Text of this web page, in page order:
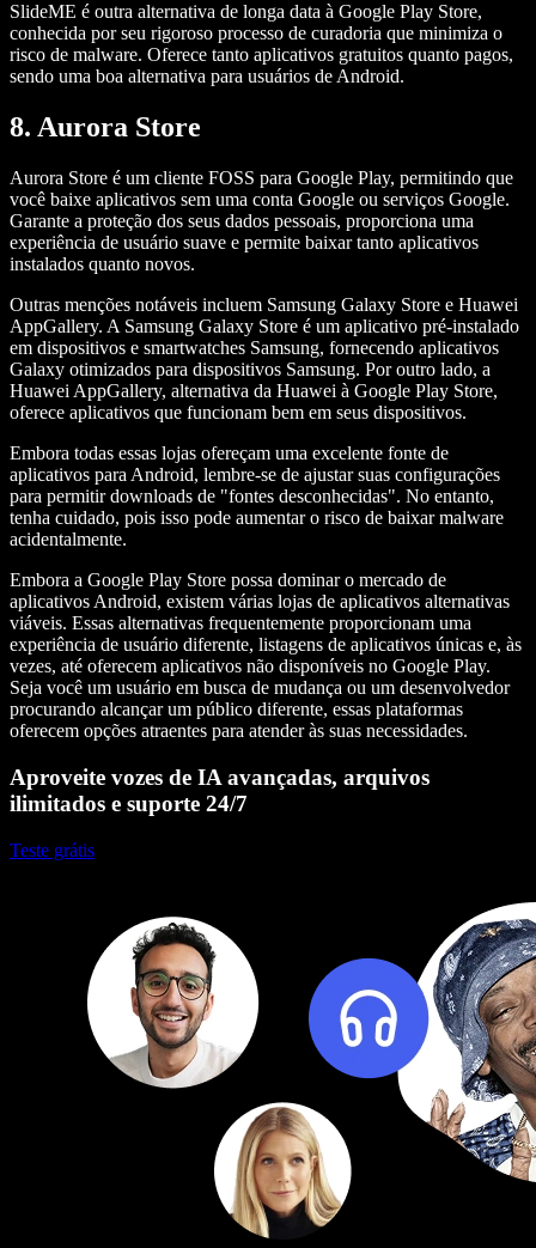
SlideME é outra alternativa de longa data à Google Play Store,
conhecida por seu rigoroso processo de curadoria que minimiza o
risco de malware. Oferece tanto aplicativos gratuitos quanto pagos,
sendo uma boa alternativa para usuários de Android.
8. Aurora Store
Aurora Store é um cliente FOSS para Google Play, permitindo que
você baixe aplicativos sem uma conta Google ou serviços Google.
Garante a proteção dos seus dados pessoais, proporciona uma
experiência de usuário suave e permite baixar tanto aplicativos
instalados quanto novos.
Outras menções notáveis incluem Samsung Galaxy Store e Huawei
AppGallery. A Samsung Galaxy Store é um aplicativo pré-instalado
em dispositivos e smartwatches Samsung, fornecendo aplicativos
Galaxy otimizados para dispositivos Samsung. Por outro lado, a
Huawei AppGallery, alternativa da Huawei à Google Play Store,
oferece aplicativos que funcionam bem em seus dispositivos.
Embora todas essas lojas ofereçam uma excelente fonte de
aplicativos para Android, lembre-se de ajustar suas configurações
para permitir downloads de "fontes desconhecidas". No entanto,
tenha cuidado, pois isso pode aumentar o risco de baixar malware
acidentalmente.
Embora a Google Play Store possa dominar o mercado de
aplicativos Android, existem várias lojas de aplicativos alternativas
viáveis. Essas alternativas frequentemente proporcionam uma
experiência de usuário diferente, listagens de aplicativos únicas e, às
vezes, até oferecem aplicativos não disponíveis no Google Play.
Seja você um usuário em busca de mudança ou um desenvolvedor
procurando alcançar um público diferente, essas plataformas
oferecem opções atraentes para atender às suas necessidades.
Aproveite vozes de IA avançadas, arquivos
ilimitados e suporte 24/7
Teste grátis